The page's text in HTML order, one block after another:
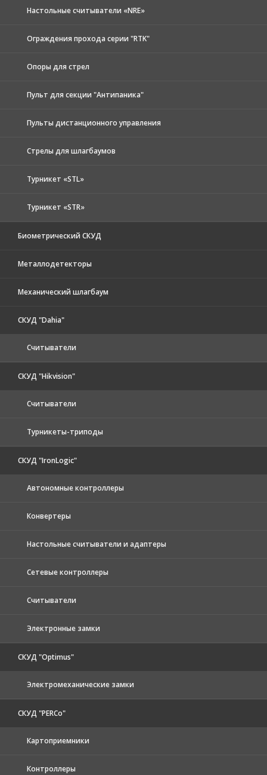
Настольные считыватели «NRE»
Ограждения прохода серии "RTK"
Опоры для стрел
Пульт для секции "Антипаника"
Пульты дистанционного управления
Стрелы для шлагбаумов
Турникет «STL»
Турникет «STR»
Биометрический СКУД
Металлодетекторы
Механический шлагбаум
СКУД "Dahia"
Считыватели
СКУД "Hikvision"
Считыватели
Турникеты-триподы
СКУД "IronLogic"
Автономные контроллеры
Конвертеры
Настольные считыватели и адаптеры
Сетевые контроллеры
Считыватели
Электронные замки
СКУД "Optimus"
Электромеханические замки
СКУД "PERCo"
Картоприемники
Контроллеры